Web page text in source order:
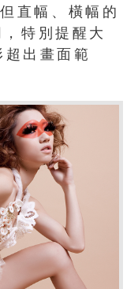
直幅、橫幅的
特別提醒大
出畫面範